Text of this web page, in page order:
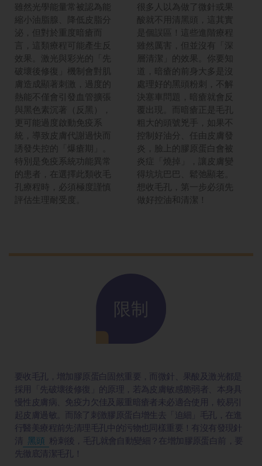
雖然光學能量常被認為能
縮小油脂腺、降低皮脂分
泌，但對於重度暗瘡而
言，這類療程可能產生反
效果。激光與彩光的「先
破壞後修復」機制會對肌
膚造成顯著刺激，過度的
熱能不僅會引發血管擴張
與黑色素沉著（反黑），
更可能過度啟動免疫系
統，導致皮膚代謝過快而
誘發失控的「爆瘡期」。
特別是免疫系統功能異常
的患者，在選擇此類收毛
孔療程時，必須極度謹慎
評估生理耐受度。
很多人以為做了微針或果
酸就不用清黑頭，這其實
是個誤區！這些進階療程
雖然厲害，但並沒有「深
層清潔」的效果。你要知
道，暗瘡的前身大多是沒
處理好的黑頭粉刺，不解
決塞車問題，暗瘡就會反
覆出現。而暗瘡正是毛孔
粗大的頭號兇手，如果不
控制好油分、任由皮膚發
炎，臉上的膠原蛋白會被
炎症「燒掉」，讓皮膚變
得坑坑巴巴、鬆弛顯老。
想收毛孔，第一步必須先
做好控油和清潔！
限制
要收毛孔，增加膠原蛋白固然重要，而微針、果酸及激光都是
採用「先破壞後修復」的原理，若為皮膚敏感脆弱者、本身具
慢性皮膚病、免疫力欠佳及嚴重暗瘡者未必適合使用，較易引
起皮膚過敏。而除了刺激膠原蛋白增生去「迫細」毛孔，在進
行醫美療程前先清理毛孔中的污物也同樣重要！有沒有發現針
清 黑頭 粉刺後，毛孔就會自動變細？在增加膠原蛋白前，要
先徹底清潔毛孔！